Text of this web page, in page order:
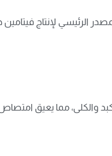
لإنتاج فيتامين د
والكلى، مما يعيق